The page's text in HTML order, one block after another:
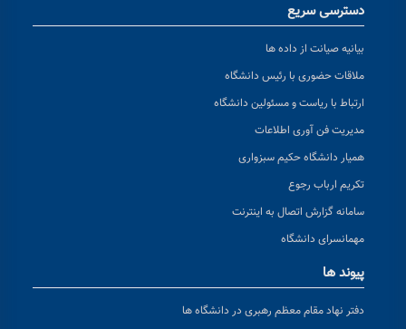
دسترسی سریع
بیانیه صیانت از داده ها
ملاقات حضوری با رئیس دانشگاه
ارتباط با ریاست و مسئولین دانشگاه
مدیریت فن آوری اطلاعات
همیار دانشگاه حکیم سبزواری
تکریم ارباب رجوع
سامانه گزارش اتصال به اینترنت
مهمانسرای دانشگاه
پیوند ها
دفتر نهاد مقام معظم رهبری در دانشگاه ها